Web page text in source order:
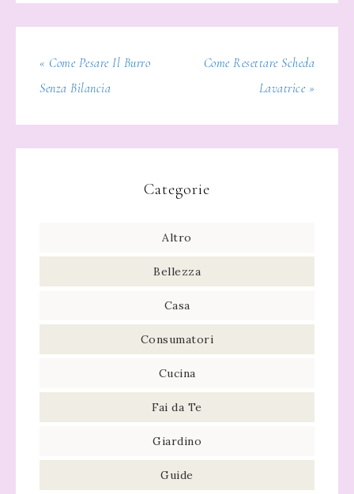
« Come Pesare Il Burro
Senza Bilancia
Come Resettare Scheda
Lavatrice »
Categorie
Altro
Bellezza
Casa
Consumatori
Cucina
Fai da Te
Giardino
Guide